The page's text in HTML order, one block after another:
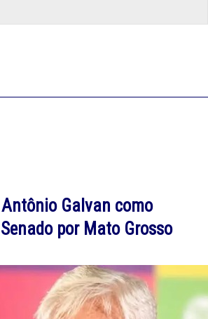
Galvan como
por Mato Grosso